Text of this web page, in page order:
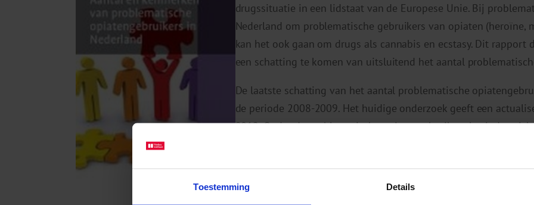
Toestemming Details
drugssituatie in een lidstaat van de Europese Unie. Bij
Nederland om problematische gebruikers van opiaten (heroïne,
kan het ook gaan om drugs als cannabis en ecstasy. Dit
een schatting te komen van uitsluitend het aantal
De laatste schatting van het aantal problematische
de periode 2008-2009. Het huidige onderzoek geeft een
2012. Onder de problematische opiatengebruikers bevinden
mindere mate problematisch zijn. Een “meer problematische
afgelopen maand op minimaal drie dagen in de week heroïne
levensstijl, of een instabiele woonsituatie. Een